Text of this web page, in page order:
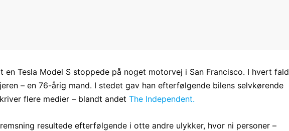
en Tesla Model S stoppede på noget motorvej i San Francisco. I hvert fald
– en 76-årig mand. I stedet gav han efterfølgende bilens selvkørende
flere medier – blandt andet The Independent.
resultede efterfølgende i otte andre ulykker, hvor ni personer –